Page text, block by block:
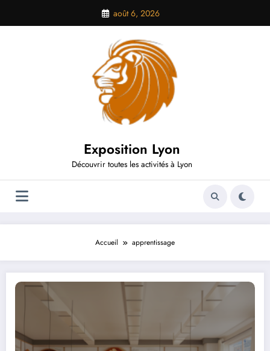
contenu
août 6, 2026
Exposition Lyon
Découvrir toutes les activités à Lyon
Accueil apprentissage